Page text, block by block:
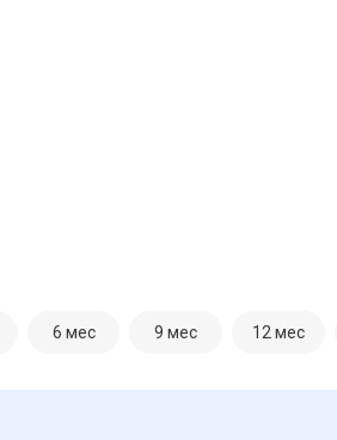
6 мес 9 мес 12 мес